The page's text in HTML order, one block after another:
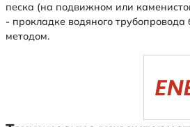
песка (на подвижном или
- прокладке водяного
методом.